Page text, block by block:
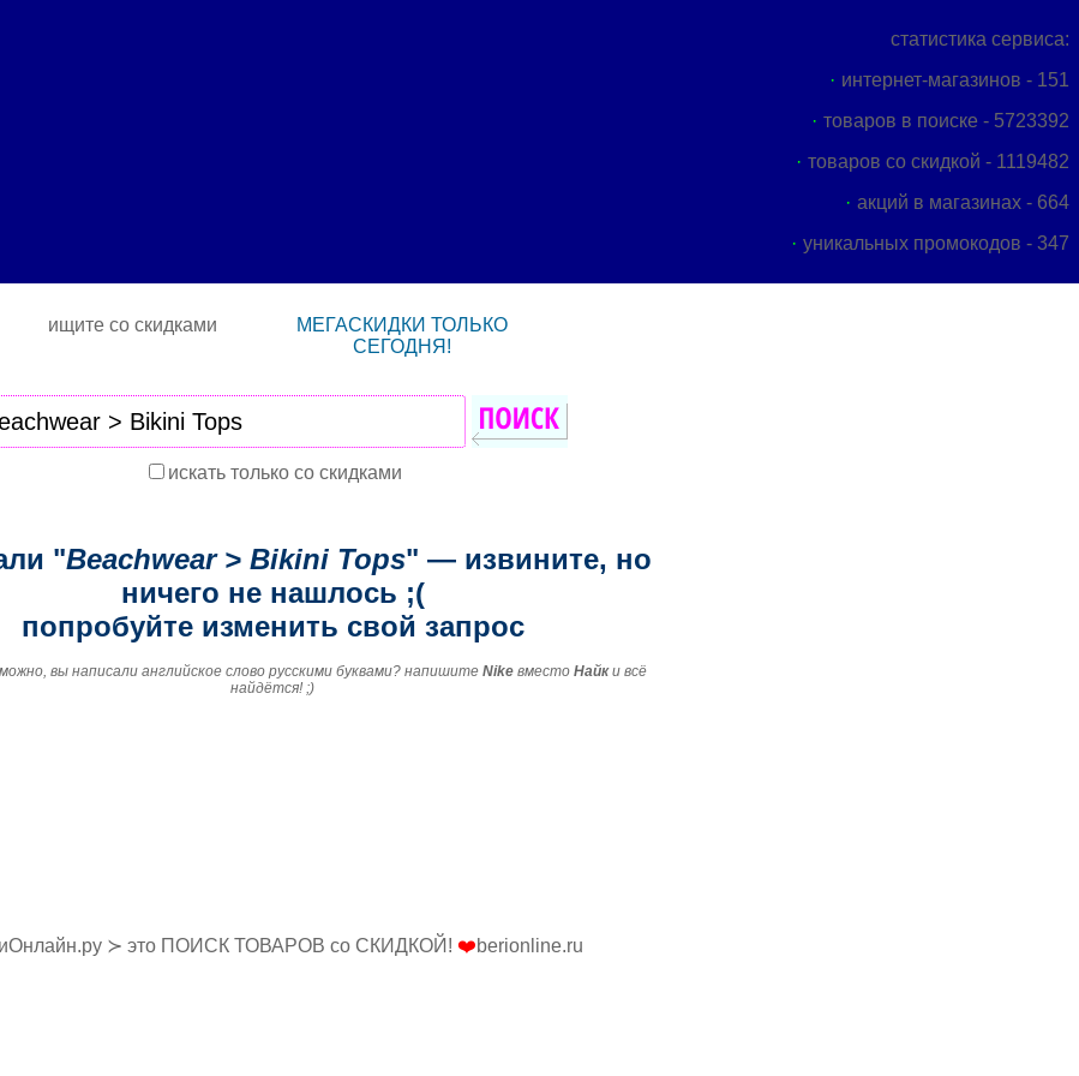
статистика сервиса:
интернет-магазинов - 151
товаров в поиске - 5723392
товаров со скидкой - 1119482
акций в магазинах - 664
уникальных промокодов - 347
ищите со скидками
МЕГАСКИДКИ ТОЛЬКО
СЕГОДНЯ!
искать только со скидками
"Beachwear > Bikini Tops" — извините, но
ничего не нашлось ;(
попробуйте изменить свой запрос
вы написали английское слово русскими буквами? напишите Nike вместо Найки всё
найдётся! ;)
≻ это ПОИСК ТОВАРОВ со СКИДКОЙ! ❤️berionline.ru